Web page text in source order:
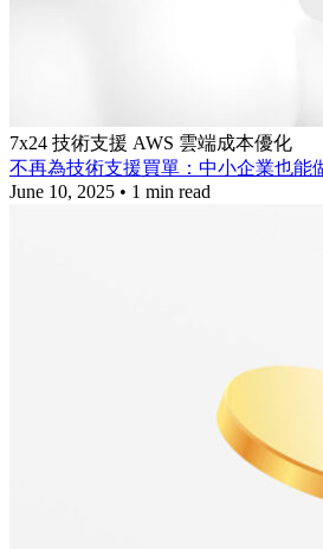
7x24 技術支援 AWS 雲端成本優化
不再為技術支援買單：中小企業也能
June 10, 2025 • 1 min read